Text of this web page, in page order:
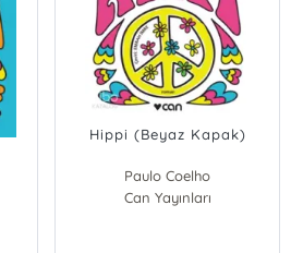
Hippi (Beyaz Kapak)
Paulo Coelho
Can Yayınları